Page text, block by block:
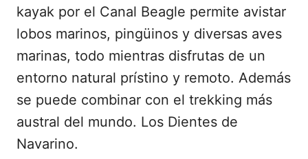
kayak por el Canal Beagle permite avistar
lobos marinos, pingüinos y diversas aves
marinas, todo mientras disfrutas de un
entorno natural prístino y remoto. Además
se puede combinar con el trekking más
austral del mundo. Los Dientes de
Navarino.